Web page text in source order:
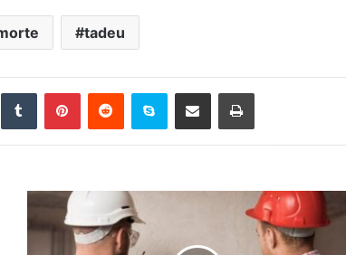
tadeu
Tumblr Pinterest Reddit Skype Compartilhar via e-mail Imprimir